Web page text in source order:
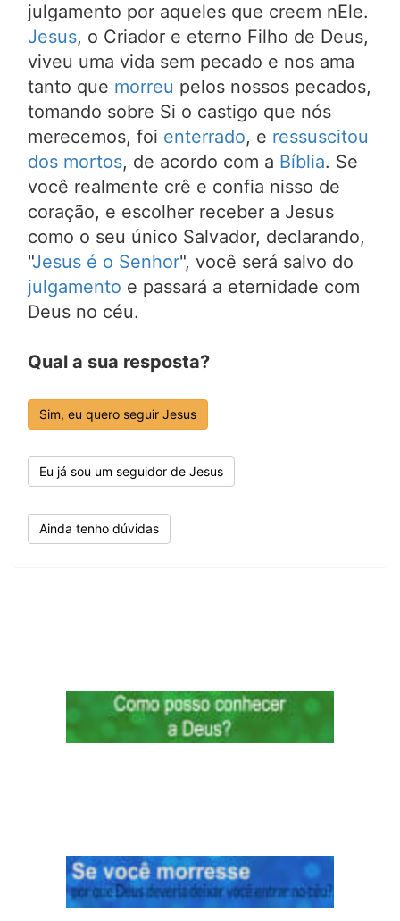
julgamento por aqueles que creem nEle.
Jesus, o Criador e eterno Filho de Deus,
viveu uma vida sem pecado e nos ama
tanto que morreu pelos nossos pecados,
tomando sobre Si o castigo que nós
merecemos, foi enterrado, e ressuscitou
dos mortos, de acordo com a Bíblia. Se
você realmente crê e confia nisso de
coração, e escolher receber a Jesus
como o seu único Salvador, declarando,
"Jesus é o Senhor", você será salvo do
julgamento e passará a eternidade com
Deus no céu.
Qual a sua resposta?
Sim, eu quero seguir Jesus
Eu já sou um seguidor de Jesus
Ainda tenho dúvidas